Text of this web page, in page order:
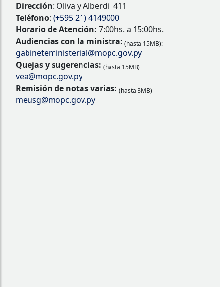
Dirección: Oliva y Alberdi 411
Teléfono: (+595 21) 4149000
Horario de Atención: 7:00hs. a 15:00hs.
Audiencias con la ministra: (hasta 15MB):
gabineteministerial@mopc.gov.py
Quejas y sugerencias: (hasta 15MB)
vea@mopc.gov.py
Remisión de notas varias: (hasta 8MB)
meusg@mopc.gov.py